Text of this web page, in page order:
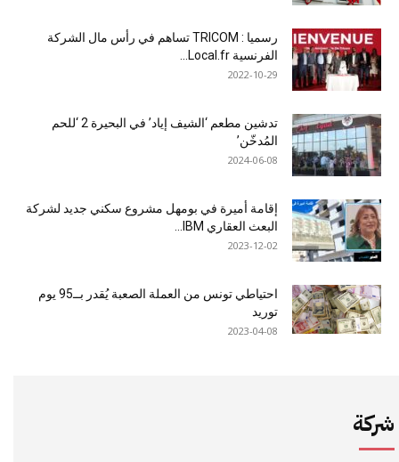
رسميا : TRICOM تساهم في رأس مال الشركة
الفرنسية Local.fr...
2022-10-29
تدشين مطعم ‘الشيف إياد’ في البحيرة 2 ‘للحم
المُدخّن’
2024-06-08
إقامة أميرة في بومهل مشروع سكني جديد لشركة
البعث العقاري IBM...
2023-12-02
احتياطي تونس من العملة الصعبة يُقدر بــ95 يوم
توريد
2023-04-08
شركة